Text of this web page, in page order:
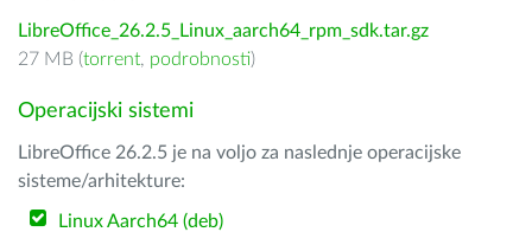
LibreOffice_26.2.5_Linux_aarch64_rpm_sdk.tar.gz
27 MB (torrent, podrobnosti)
Operacijski sistemi
LibreOffice 26.2.5 je na voljo za naslednje operacijske
sisteme/arhitekture:
Linux Aarch64 (deb)